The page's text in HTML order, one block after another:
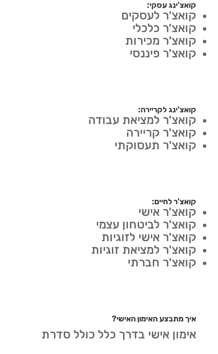
קואצ'ינג עסקי:
קואצ'ר לעסקים
קואצ'ר כלכלי
קואצ'ר מכירות
קואצ'ר פיננסי
קואצ'ינג לקריירה:
קואצ'ר למציאת עבודה
קואצ'ר קריירה
קואצ'ר תעסוקתי
קואצ'ר לחיים:
קואצ'ר אישי
קואצ'ר לביטחון עצמי
קואצ'ר אישי לזוגיות
קואצ'ר למציאת זוגיות
קואצ'ר חברתי
איך מתבצע האימון האישי?
אימון אישי בדרך כלל כולל סדרת